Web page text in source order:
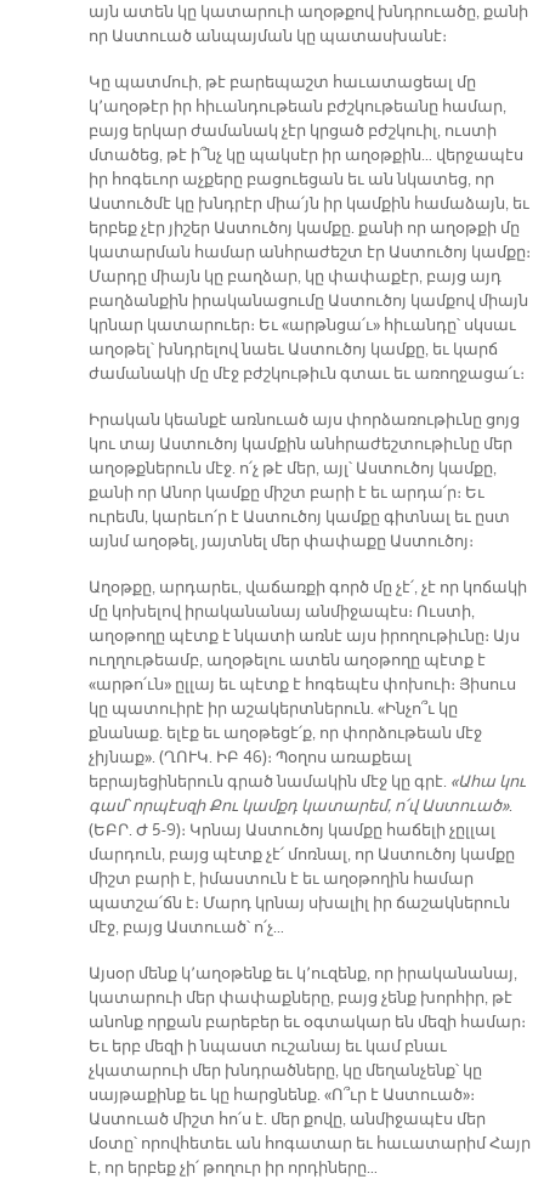
այն ատեն կը կատարուի աղօթքով խնդրուածը, քանի
որ Աստուած անպայման կը պատասխանէ։
Կը պատմուի, թէ բարեպաշտ հաւատացեալ մը
կ՚աղօթէր իր հիւանդութեան բժշկութեանը համար,
բայց երկար ժամանակ չէր կրցած բժշկուիլ, ուստի
մտածեց, թէ ի՞նչ կը պակսէր իր աղօթքին… վերջապէս
իր հոգեւոր աչքերը բացուեցան եւ ան նկատեց, որ
Աստուծմէ կը խնդրէր միա՛յն իր կամքին համաձայն, եւ
երբեք չէր յիշեր Աստուծոյ կամքը. քանի որ աղօթքի մը
կատարման համար անհրաժեշտ էր Աստուծոյ կամքը։
Մարդը միայն կը բաղձար, կը փափաքէր, բայց այդ
բաղձանքին իրականացումը Աստուծոյ կամքով միայն
կրնար կատարուեր։ Եւ «արթնցա՛ւ» հիւանդը՝ սկսաւ
աղօթել՝ խնդրելով նաեւ Աստուծոյ կամքը, եւ կարճ
ժամանակի մը մէջ բժշկութիւն գտաւ եւ առողջացա՛ւ։
Իրական կեանքէ առնուած այս փորձառութիւնը ցոյց
կու տայ Աստուծոյ կամքին անհրաժեշտութիւնը մեր
աղօթքներուն մէջ. ո՛չ թէ մեր, այլ՝ Աստուծոյ կամքը,
քանի որ Անոր կամքը միշտ բարի է եւ արդա՛ր։ Եւ
ուրեմն, կարեւո՛ր է Աստուծոյ կամքը գիտնալ եւ ըստ
այնմ աղօթել, յայտնել մեր փափաքը Աստուծոյ։
Աղօթքը, արդարեւ, վաճառքի գործ մը չէ՛, չէ որ կոճակի
մը կոխելով իրականանայ անմիջապէս։ Ուստի,
աղօթողը պէտք է նկատի առնէ այս իրողութիւնը։ Այս
ուղղութեամբ, աղօթելու ատեն աղօթողը պէտք է
«արթո՛ւն» ըլլայ եւ պէտք է հոգեպէս փոխուի։ Յիսուս
կը պատուիրէ իր աշակերտներուն. «Ինչո՞ւ կը
քնանաք. ելէք եւ աղօթեցէ՛ք, որ փորձութեան մէջ
չիյնաք». (ՂՈՒԿ. ԻԲ 46)։ Պօղոս առաքեալ
եբրայեցիներուն գրած նամակին մէջ կը գրէ. «Ահա կու
գամ՝ որպէսզի Քու կամքդ կատարեմ, ո՛վ Աստուած».
(ԵԲՐ. Ժ 5-9)։ Կրնայ Աստուծոյ կամքը հաճելի չըլլալ
մարդուն, բայց պէտք չէ՛ մոռնալ, որ Աստուծոյ կամքը
միշտ բարի է, իմաստուն է եւ աղօթողին համար
պատշա՛ճն է։ Մարդ կրնայ սխալիլ իր ճաշակներուն
մէջ, բայց Աստուած՝ ո՛չ…
Այսօր մենք կ՚աղօթենք եւ կ՚ուզենք, որ իրականանայ,
կատարուի մեր փափաքները, բայց չենք խորհիր, թէ
անոնք որքան բարեբեր եւ օգտակար են մեզի համար։
Եւ երբ մեզի ի նպաստ ուշանայ եւ կամ բնաւ
չկատարուի մեր խնդրածները, կը մեղանչենք՝ կը
սայթաքինք եւ կը հարցնենք. «Ո՞ւր է Աստուած»։
Աստուած միշտ հո՛ս է. մեր քովը, անմիջապէս մեր
մօտը՝ որովհետեւ ան հոգատար եւ հաւատարիմ Հայր
է, որ երբեք չի՛ թողուր իր որդիները…